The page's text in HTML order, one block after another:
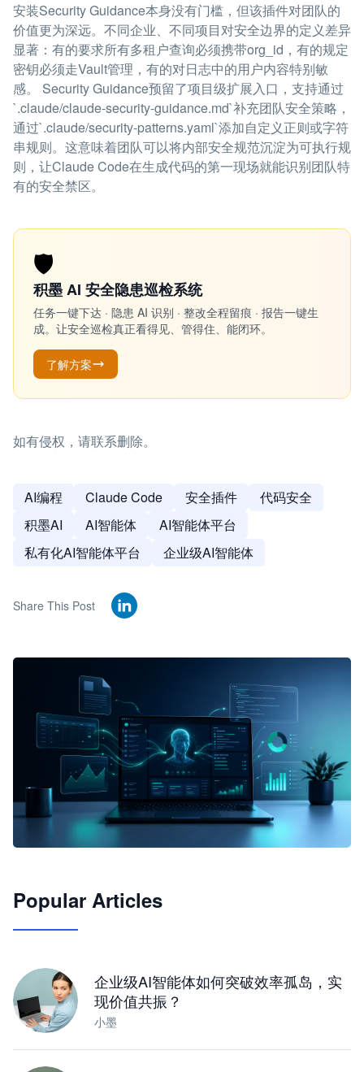
安装Security Guidance本身没有门槛，但该插件对团队的
价值更为深远。不同企业、不同项目对安全边界的定义差异
显著：有的要求所有多租户查询必须携带org_id，有的规定
密钥必须走Vault管理，有的对日志中的用户内容特别敏
感。 Security Guidance预留了项目级扩展入口，支持通过
`.claude/claude-security-guidance.md`补充团队安全策略，
通过`.claude/security-patterns.yaml`添加自定义正则或字符
串规则。这意味着团队可以将内部安全规范沉淀为可执行规
则，让Claude Code在生成代码的第一现场就能识别团队特
有的安全禁区。
🛡️
积墨 AI 安全隐患巡检系统
任务一键下达 · 隐患 AI 识别 · 整改全程留痕 · 报告一键生
成。让安全巡检真正看得见、管得住、能闭环。
了解方案
如有侵权，请联系删除。
AI编程 Claude Code 安全插件
代码安全
积墨AI
AI智能体
AI智能体平台
私有化AI智能体平台
企业级AI智能体
Share This Post
JimoClaw 桌面 AI Agent 工作台
Popular Articles
企业级AI智能体如何突破效率孤岛，实
现价值共振？
小墨